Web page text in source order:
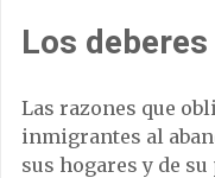
Los
Las razones que
inmigrantes al
sus hogares y de